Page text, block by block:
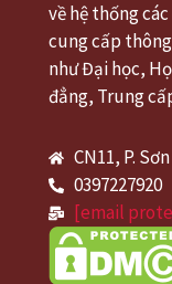
về hệ thống
cung cấp
như Đại học,
đẳng, Trung
CN11, P.
0397227920
[email